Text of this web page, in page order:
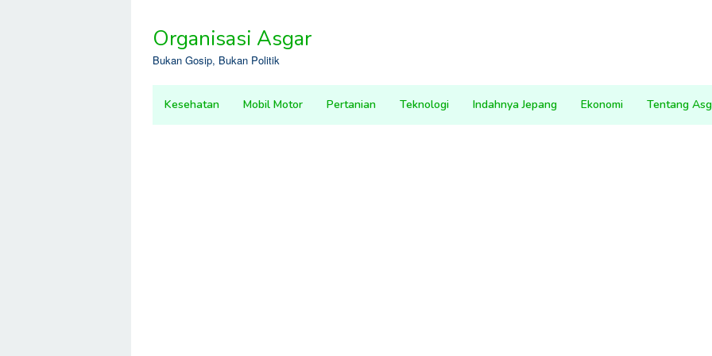
contentOrganisasi Asgar
Bukan Gosip, Bukan Politik
Kesehatan Mobil Motor Pertanian Teknologi Indahnya Jepang Ekonomi Tentang